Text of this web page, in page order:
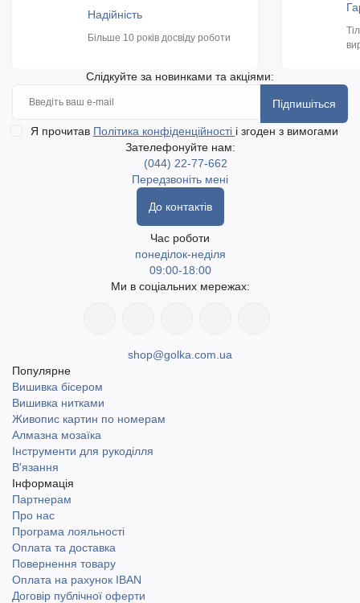
Надійність
Більше 10 років досвіду роботи
Слідкуйте за новинками та акціями:
Підпишіться
Я прочитав Політика конфіденційності і згоден з вимогами
Зателефонуйте нам:
(044) 22-77-662
Передзвоніть мені
До контактів
Час роботи
понеділок-неділя
09:00-18:00
Ми в соціальних мережах:
shop@golka.com.ua
Популярне
Вишивка бісером
Вишивка нитками
Живопис картин по номерам
Алмазна мозаїка
Інструменти для рукоділля
В'язання
Інформація
Партнерам
Про нас
Програма лояльності
Оплата та доставка
Повернення товару
Оплата на рахунок IBAN
Договір публічної оферти